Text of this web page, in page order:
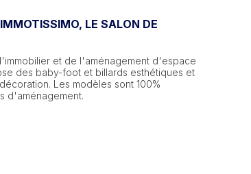
LE SALON DE
et de l'aménagement d'espace
des baby-foot et billards esthétiques et
Les modèles sont 100%
d'aménagement.